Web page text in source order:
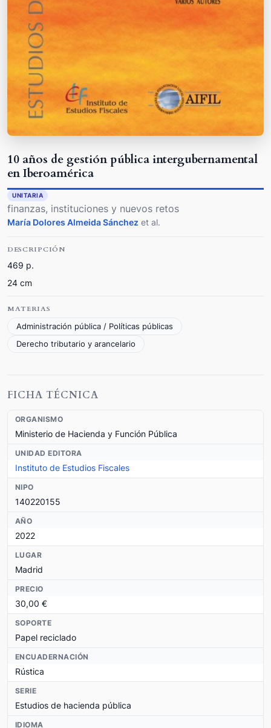
10 años de gestión pública intergubernamental
en Iberoamérica
UNITARIA
finanzas, instituciones y nuevos retos
María Dolores Almeida Sánchez et al.
DESCRIPCIÓN
469 p.
24 cm
MATERIAS
Administración pública / Políticas públicas
Derecho tributario y arancelario
FICHA TÉCNICA
ORGANISMO
Ministerio de Hacienda y Función Pública
UNIDAD EDITORA
Instituto de Estudios Fiscales
NIPO
140220155
AÑO
2022
LUGAR
Madrid
PRECIO
30,00 €
SOPORTE
Papel reciclado
ENCUADERNACIÓN
Rústica
SERIE
Estudios de hacienda pública
IDIOMA